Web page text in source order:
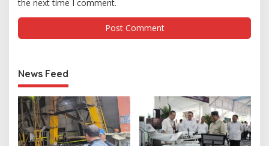
the next time I comment.
News Feed